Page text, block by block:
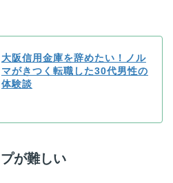
大阪信用金庫を辞めたい！ノル
マがきつく転職した30代男性の
体験談
が難しい